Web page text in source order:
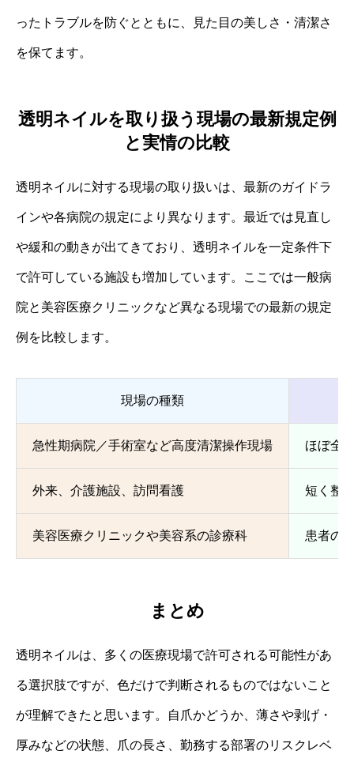
ったトラブルを防ぐとともに、見た目の美しさ・清潔さ
を保てます。
透明ネイルを取り扱う現場の最新規定例
と実情の比較
透明ネイルに対する現場の取り扱いは、最新のガイドラ
インや各病院の規定により異なります。最近では見直し
や緩和の動きが出てきており、透明ネイルを一定条件下
で許可している施設も増加しています。ここでは一般病
院と美容医療クリニックなど異なる現場での最新の規定
例を比較します。
現場の種類
急性期病院／手術室など高度清潔操作現場 ほぼ全
外来、介護施設、訪問看護 短く整
美容医療クリニックや美容系の診療科 患者の
まとめ
透明ネイルは、多くの医療現場で許可される可能性があ
る選択肢ですが、色だけで判断されるものではないこと
が理解できたと思います。自爪かどうか、薄さや剥げ・
厚みなどの状態、爪の長さ、勤務する部署のリスクレベ